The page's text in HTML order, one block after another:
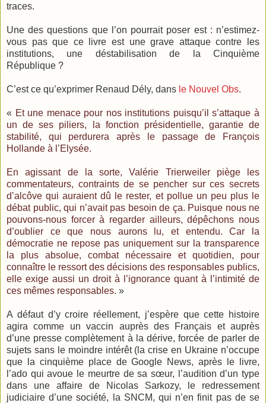
traces.
Une des questions que l’on pourrait poser est : n’estimez-
vous pas que ce livre est une grave attaque contre les
institutions, une déstabilisation de la Cinquième
République ?
C’est ce qu’exprimer Renaud Dély, dans le Nouvel Obs.
« Et une menace pour nos institutions puisqu’il s’attaque à
un de ses piliers, la fonction présidentielle, garantie de
stabilité, qui perdurera après le passage de François
Hollande à l’Elysée.
En agissant de la sorte, Valérie Trierweiler piège les
commentateurs, contraints de se pencher sur ces secrets
d’alcôve qui auraient dû le rester, et pollue un peu plus le
débat public, qui n’avait pas besoin de ça. Puisque nous ne
pouvons-nous forcer à regarder ailleurs, dépêchons nous
d’oublier ce que nous aurons lu, et entendu. Car la
démocratie ne repose pas uniquement sur la transparence
la plus absolue, combat nécessaire et quotidien, pour
connaître le ressort des décisions des responsables publics,
elle exige aussi un droit à l’ignorance quant à l’intimité de
ces mêmes responsables. »
A défaut d’y croire réellement, j’espère que cette histoire
agira comme un vaccin auprès des Français et auprès
d’une presse complètement à la dérive, forcée de parler de
sujets sans le moindre intérêt (la crise en Ukraine n’occupe
que la cinquième place de Google News, après le livre,
l’ado qui avoue le meurtre de sa sœur, l’audition d’un type
dans une affaire de Nicolas Sarkozy, le redressement
judiciaire d’une société, la SNCM, qui n’en finit pas de se